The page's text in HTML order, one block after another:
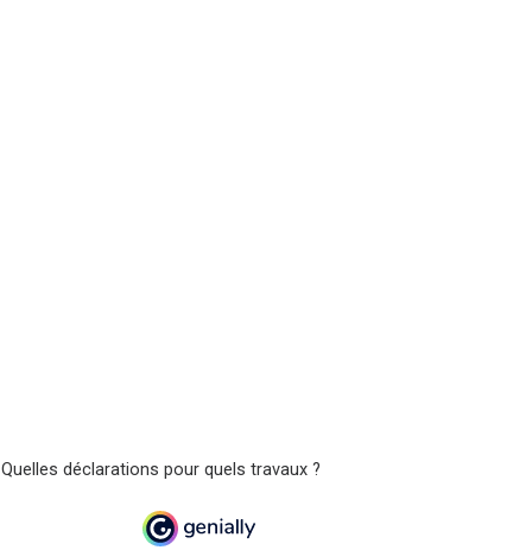
déclarations pour quels travaux ?